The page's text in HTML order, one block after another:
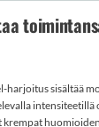
harjoitus sisältää
intensiteetillä